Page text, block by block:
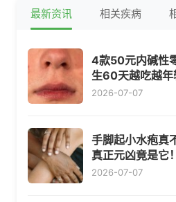
最新资讯 相关疾病
4款50元内碱性
生60天越吃越年
2026-07-07
手脚起小水疱真
真正元凶竟是它！
2026-07-07